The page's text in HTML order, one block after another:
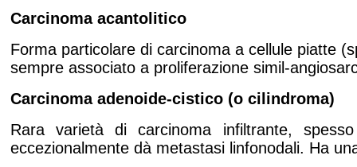
Carcinoma acantolitico
Forma particolare di carcinoma a cellule piatte
sempre associato a proliferazione simil-
Carcinoma adenoide-cistico (o cilindroma)
Rara varietà di carcinoma infiltrante,
eccezionalmente dà metastasi linfonodali. Ha